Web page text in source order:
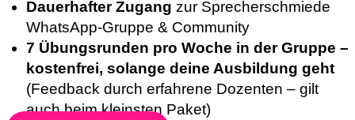
Dauerhafter Zugang zur Sprecherschmiede
WhatsApp-Gruppe & Community
7 Übungsrunden pro Woche in der Gruppe –
kostenfrei, solange deine Ausbildung geht
(Feedback durch erfahrene Dozenten – gilt
auch beim kleinsten Paket)